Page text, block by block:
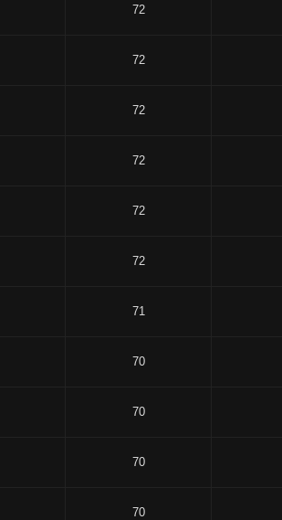
72
72
72
72
72
72
71
70
70
70
70